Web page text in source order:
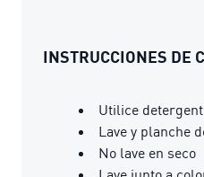
INSTRUCCIONES DE
Utilice
Lave y planche
No lave en seco